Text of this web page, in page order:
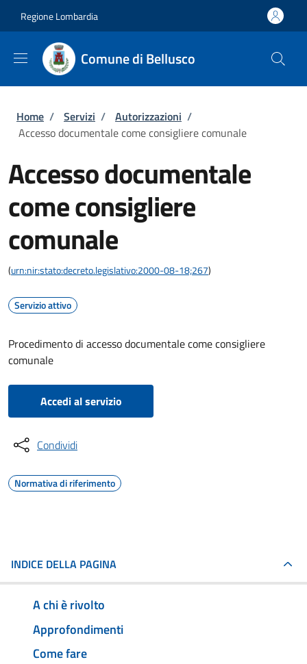
Regione Lombardia
Comune di Bellusco
Briciole di pane
Home / Servizi / Autorizzazioni /
Accesso documentale come consigliere comunale
Accesso documentale
come consigliere
comunale
(urn:nir:stato:decreto.legislativo:2000-08-18;267)
Servizio attivo
Procedimento di accesso documentale come consigliere
comunale
Accedi al servizio
Condividi
Normativa di riferimento
INDICE DELLA PAGINA
A chi è rivolto
Approfondimenti
Come fare